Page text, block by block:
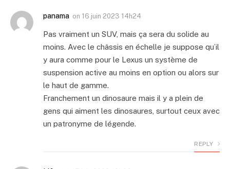
panama on 16 juin 2023 14h24
Pas vraiment un SUV, mais ça sera du solide au
moins. Avec le châssis en échelle je suppose qu’il
y aura comme pour le Lexus un système de
suspension active au moins en option ou alors sur
le haut de gamme.
Franchement un dinosaure mais il y a plein de
gens qui aiment les dinosaures, surtout ceux avec
un patronyme de légende.
REPLY